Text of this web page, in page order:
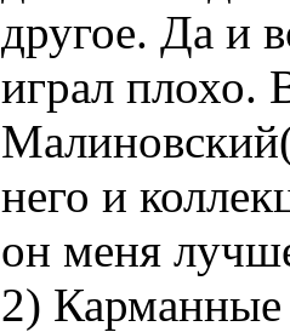
другое. Да и
играл плохо.
него и
он меня
2)